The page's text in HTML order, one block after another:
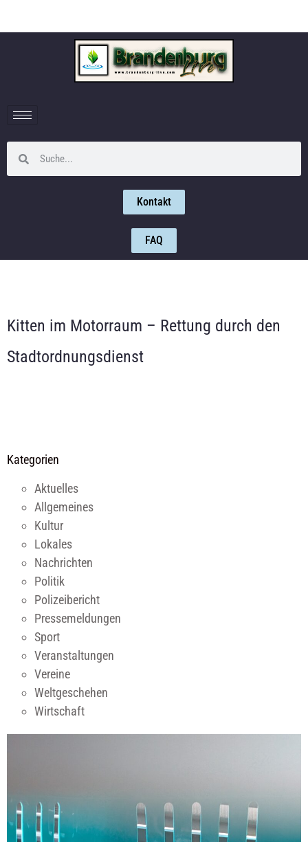
Kontakt
FAQ
Kitten im Motorraum – Rettung durch den
Stadtordnungsdienst
Kategorien
Aktuelles
Allgemeines
Kultur
Lokales
Nachrichten
Politik
Polizeibericht
Pressemeldungen
Sport
Veranstaltungen
Vereine
Weltgeschehen
Wirtschaft